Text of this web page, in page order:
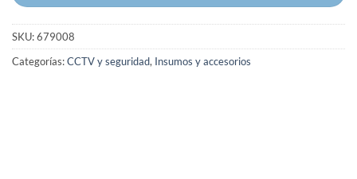
SKU:679008
Categorías:CCTV y seguridad, Insumos y accesorios